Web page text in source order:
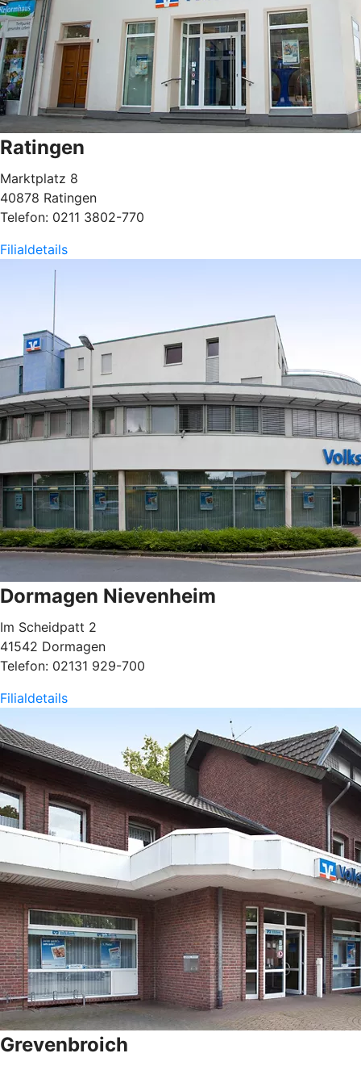
Ratingen
Marktplatz 8
40878 Ratingen
Telefon: 0211 3802-770
Filialdetails
Dormagen Nievenheim
Im Scheidpatt 2
41542 Dormagen
Telefon: 02131 929-700
Filialdetails
Grevenbroich